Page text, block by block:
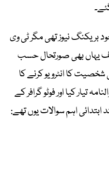
بریکنگ نیوز تھی مگر ٹی وی
یہاں بھی صورتحال حسب
کا انٹرویو کرنے کا
تیار کیا اور فوٹو گرافر کے
ابتدائی اہم سوالات یوں تھے: